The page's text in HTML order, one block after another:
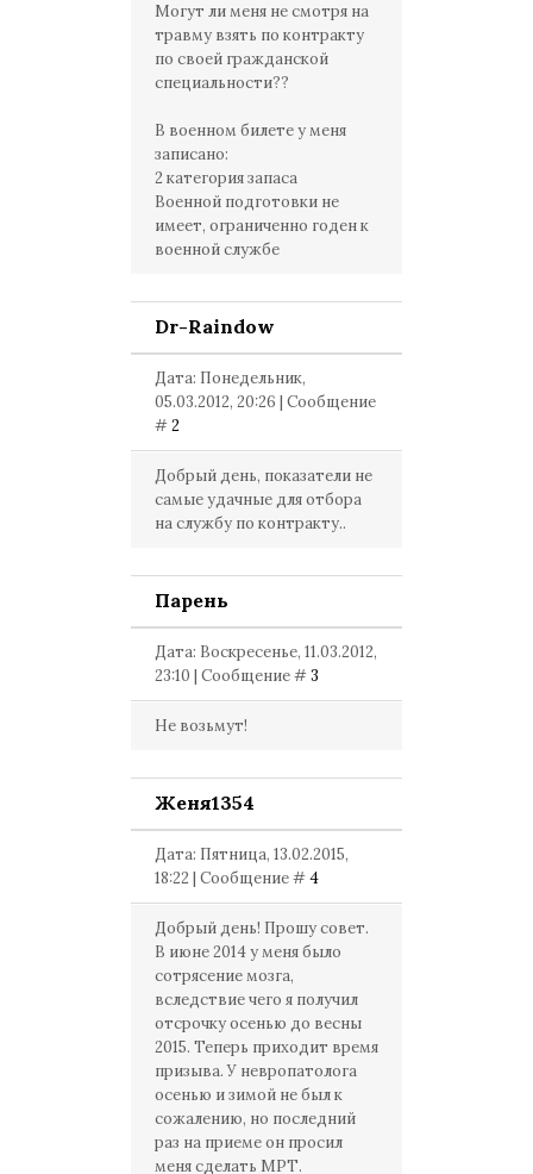
Могут ли меня не смотря на
травму взять по контракту
по своей гражданской
специальности??
В военном билете у меня
записано:
2 категория запаса
Военной подготовки не
имеет, ограниченно годен к
военной службе
Dr-Raindow
Дата: Понедельник,
05.03.2012, 20:26 | Сообщение
#2
Добрый день, показатели не
самые удачные для отбора
на службу по контракту..
Парень
Дата: Воскресенье, 11.03.2012,
23:10 | Сообщение #3
Не возьмут!
Женя1354
Дата: Пятница, 13.02.2015,
18:22 | Сообщение #4
Добрый день! Прошу совет.
В июне 2014 у меня было
сотрясение мозга,
вследствие чего я получил
отсрочку осенью до весны
2015. Теперь приходит время
призыва. У невропатолога
осенью и зимой не был к
сожалению, но последний
раз на приеме он просил
меня сделать МРТ.